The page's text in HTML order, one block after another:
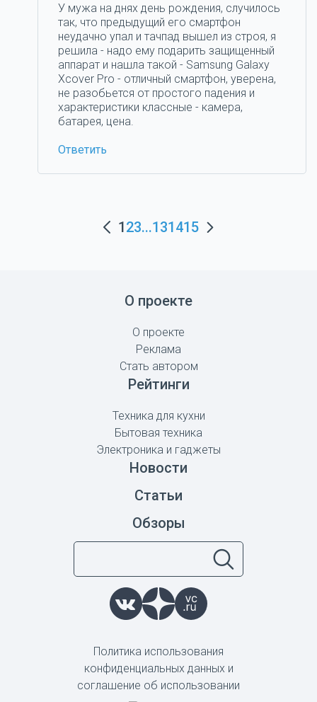
У мужа на днях день рождения, случилось
так, что предыдущий его смартфон
неудачно упал и тачпад вышел из строя, я
решила - надо ему подарить защищенный
аппарат и нашла такой - Samsung Galaxy
Xcover Pro - отличный смартфон, уверена,
не разобьется от простого падения и
характеристики классные - камера,
батарея, цена.
Ответить
123...131415
О проекте
О проекте
Реклама
Стать автором
Рейтинги
Техника для кухни
Бытовая техника
Электроника и гаджеты
Новости
Статьи
Обзоры
Политика использования
конфиденциальных данных и
соглашение об использовании